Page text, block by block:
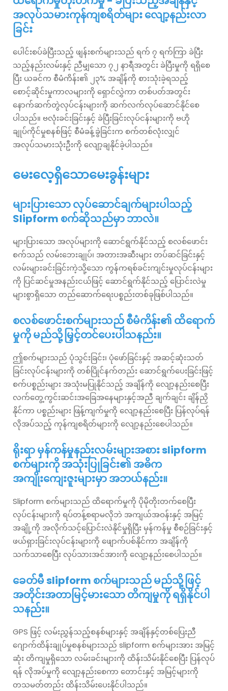
အလုပ်သမားကုန်ကျစရိတ်များ လျော့နည်းလာ
ခြင်း
ပေါင်းစပ်ခဲပြီးသည့် ဖျန်းစက်များသည် ရက် ၇ ရက်ကြာ ခဲပြီး
သည့်နည်းလမ်းနှင့် ညီမျှသော ၇၂ နာရီအတွင်း ခဲပြီးမှုကို ရရှိစေ
ပြီး ယခင်က စီမံကိန်း၏ ၂၃% အချိန်ကို စားသုံးခဲ့ရသည့်
စောင့်ဆိုင်းမှုကာလများကို ရှောင်လွှဲကာ တစ်ပတ်အတွင်း
နောက်ဆက်တွဲလုပ်ငန်းများကို ဆက်လက်လုပ်ဆောင်နိုင်စေ
ပါသည်။ ဗလုံးခင်းခြင်းနှင့် ခဲပြီးခြင်းလုပ်ငန်းများကို ဗဟို
ချုပ်ကိုင်မှုစနစ်ဖြင့် စီမံခန့်ခွဲခြင်းက စက်တစ်လုံးလျှင်
အလုပ်သမားသုံးဦးကို လျော့ချနိုင်ခဲ့ပါသည်။
မေးလေ့ရှိသောမေးခွန်းများ
များပြားသော လုပ်ဆောင်ချက်များပါသည့်
Slipform စက်ဆိုသည်မှာ ဘာလဲ။
များပြားသော အလုပ်များကို ဆောင်ရွက်နိုင်သည့် စလစ်ဖောင်း
စက်သည် လမ်းဘေးချုပ်၊ အတားအဆီးများ တပ်ဆင်ခြင်းနှင့်
လမ်းများခင်းခြင်းကဲ့သို့သော ကွန်ကရစ်ခင်းကျင်းမှုလုပ်ငန်းများ
ကို ပြင်ဆင်မှုအနည်းငယ်ဖြင့် ဆောင်ရွက်နိုင်သည့် ပြောင်းလဲမှု
များစွာရှိသော တည်ဆောက်ရေးပစ္စည်းတစ်ခုဖြစ်ပါသည်။
စလစ်ဖောင်းစက်များသည် စီမံကိန်း၏ ထိရောက်
မှုကို မည်သို့မြှင့်တင်ပေးပါသနည်း။
ဤစက်များသည် ပုံသွင်းခြင်း၊ ပုံဖော်ခြင်းနှင့် အဆင့်ဆုံးသတ်
ခြင်းလုပ်ငန်းများကို တစ်ပြိုင်နက်တည်း ဆောင်ရွက်ပေးခြင်းဖြင့်
စက်ပစ္စည်းများ အသုံးမပြုနိုင်သည့် အချိန်ကို လျော့နည်းစေပြီး
လက်တွေ့ကွင်းဆင်းအခြေအနေများနှင့်အညီ ချက်ချင်း ချိန်ညှိ
နိုင်ကာ ပစ္စည်းများ ဖြန့်ကျက်မှုကို လျော့နည်းစေပြီး ပြန်လုပ်ရန်
လိုအပ်သည့် ကုန်ကျစရိတ်များကို လျော့နည်းစေပါသည်။
ရိုးရာ မှန်ကန်မှုနည်းလမ်းများအစား slipform
စက်များကို အသုံးပြုခြင်း၏ အဓိက
အကျိုးကျေးဇူးများမှာ အဘယ်နည်း။
Slipform စက်များသည် ထိရောက်မှုကို ပိုမိုတိုးတက်စေပြီး
လုပ်ငန်းများကို ရပ်တန့်စရာမလိုဘဲ အကျယ်အဝန်းနှင့် အမြင့်
အချို့ကို အလိုက်သင့်ပြောင်းလဲနိုင်မှုရှိပြီး မှန်ကန်မှု စီစဉ်ခြင်းနှင့်
ဖယ်ရှားခြင်းလုပ်ငန်းများကို ဖျောက်ပစ်နိုင်ကာ အချိန်ကို
သက်သာစေပြီး လုပ်သားအင်အားကို လျော့နည်းစေပါသည်။
ခေတ်မီ slipform စက်များသည် မည်သို့ဖြင့်
အတိုင်းအတာမြင့်မားသော တိကျမှုကို ရရှိနိုင်ပါ
သနည်း။
GPS ဖြင့် လမ်းညွှန်သည့်စနစ်များနှင့် အချိန်နှင့်တစ်ပြေးညီ
ဂျောက်ထိန်းချုပ်မှုစနစ်များသည် slipform စက်များအား အမြင့်
ဆုံး တိကျမှုရှိသော လမ်းခင်းများကို ထိန်းသိမ်းနိုင်စေပြီး ပြန်လုပ်
ရန် လိုအပ်မှုကို လျော့နည်းစေကာ တောင်းနှင့် အမြင့်များကို
တသမတ်တည်း ထိန်းသိမ်းပေးနိုင်ပါသည်။